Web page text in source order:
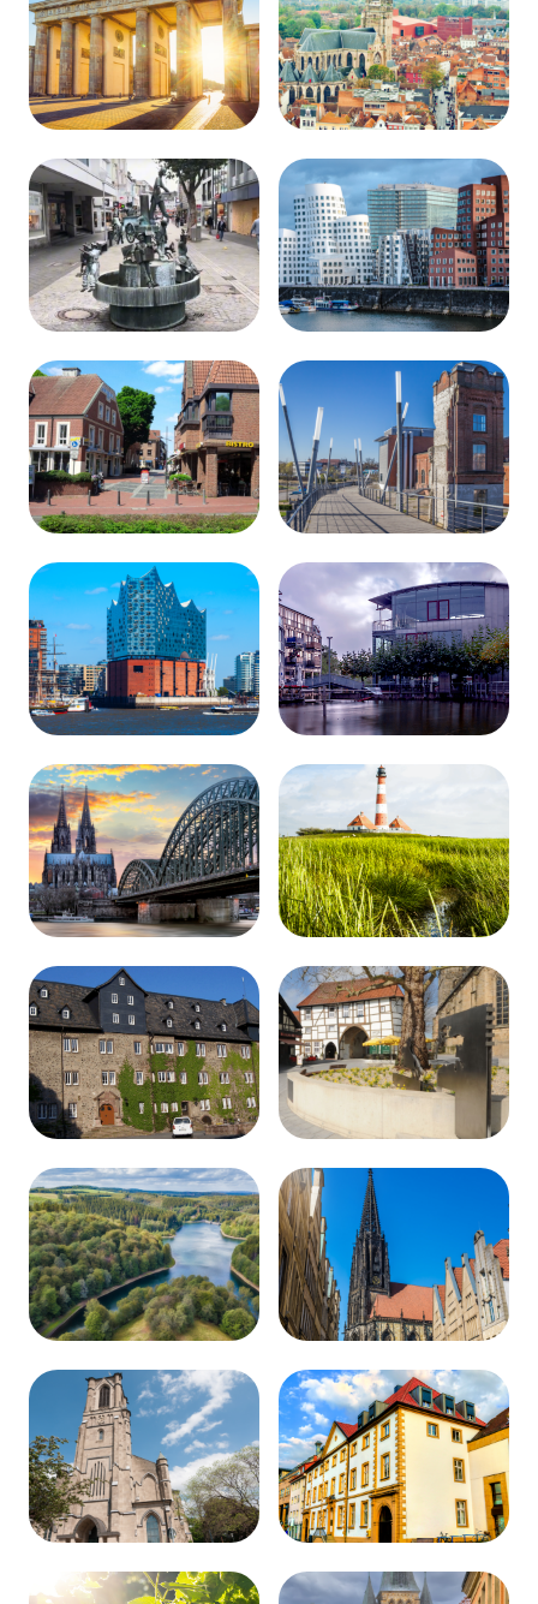
Berlin-
Charlottenburg
Brüggen-
Niederkrüchten
Düren Düsseldorf
Greven Gronau
Hamburg Kaarst
Köln-
Bayenthal
Langeln
Lauterbach Lengerich
Meinerzhagen Münster
Neuss Paderborn